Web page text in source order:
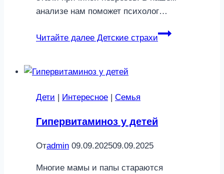
анализе нам поможет психолог…
Читайте далее Детские страхи
Дети Интересное Семья
Гипервитаминоз у детей
Отadmin 09.09.202509.09.2025
Многие мамы и папы стараются